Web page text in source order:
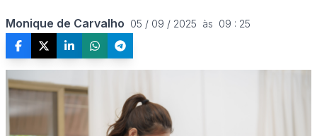
Monique de Carvalho 05 / 09 / 2025  às  09 : 25